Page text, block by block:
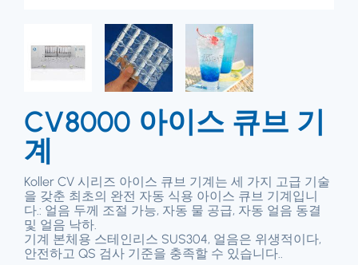
CV8000 아이스 큐브 기
계
Koller CV 시리즈 아이스 큐브 기계는 세 가지 고급 기술
을 갖춘 최초의 완전 자동 식용 아이스 큐브 기계입니
다.: 얼음 두께 조절 가능, 자동 물 공급, 자동 얼음 동결
및 얼음 낙하.
기계 본체용 스테인리스 SUS304, 얼음은 위생적이다,
안전하고 QS 검사 기준을 충족할 수 있습니다..